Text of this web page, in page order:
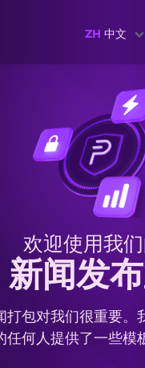
ZH 中文
欢迎使用我
新闻发
打包对我们很重要。
任何人提供了一些模